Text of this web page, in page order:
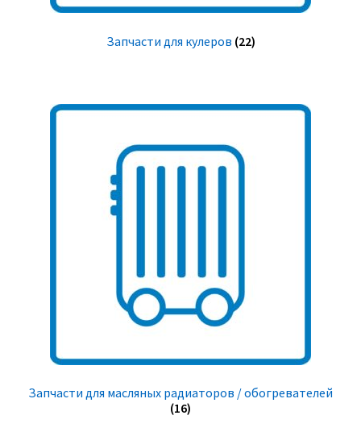
Запчасти для кулеров (22)
Запчасти для масляных радиаторов / обогревателей
(16)